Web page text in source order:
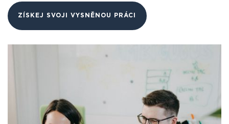
ZÍSKEJ SVOJI VYSNĚNOU PRÁCI